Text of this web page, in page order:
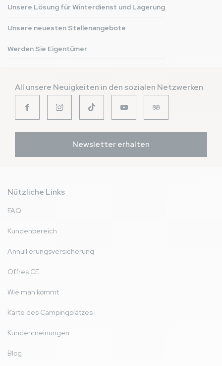
Unsere Lösung für Winterdienst und Lagerung
Unsere neuesten Stellenangebote
Werden Sie Eigentümer
All unsere Neuigkeiten in den sozialen Netzwerken
Newsletter erhalten
Nützliche Links
FAQ
Kundenbereich
Annullierungsversicherung
Offres CE
Wie man kommt
Karte des Campingplatzes
Kundenmeinungen
Blog